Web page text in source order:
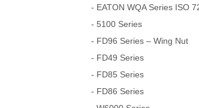
- EATON WQA Series ISO
- 5100 Series
- FD96 Series – Wing Nut
- FD49 Series
- FD85 Series
- FD86 Series